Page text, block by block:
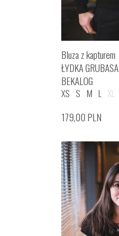
Bluza z kapturem
ŁYDKA GRUBASA
BEKALOG
XS S M L XL
179,00 PLN